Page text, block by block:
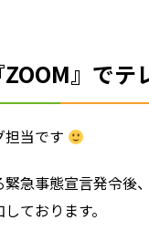
』でテ
担当です
急事態宣言発令後
ております。